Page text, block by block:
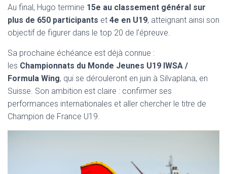
Au final, Hugo termine 15e au classement général sur
plus de 650 participants et 4e en U19, atteignant ainsi son
objectif de figurer dans le top 20 de l’épreuve.
Sa prochaine échéance est déjà connue :
les Championnats du Monde Jeunes U19 IWSA /
Formula Wing, qui se dérouleront en juin à Silvaplana, en
Suisse. Son ambition est claire : confirmer ses
performances internationales et aller chercher le titre de
Champion de France U19.